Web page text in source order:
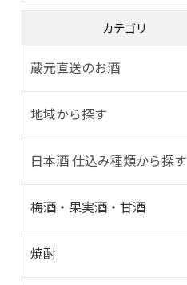
カテゴリ
蔵元直送のお酒
地域から探す
日本酒 仕込み種類から探す
梅酒・果実酒・甘酒
焼酎